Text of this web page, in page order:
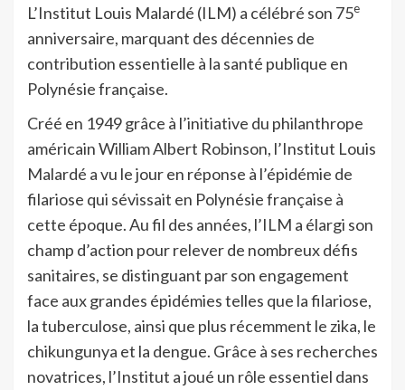
L’Institut Louis Malardé (ILM) a célébré son 75e
anniversaire, marquant des décennies de
contribution essentielle à la santé publique en
Polynésie française.
Créé en 1949 grâce à l’initiative du philanthrope
américain William Albert Robinson, l’Institut Louis
Malardé a vu le jour en réponse à l’épidémie de
filariose qui sévissait en Polynésie française à
cette époque. Au fil des années, l’ILM a élargi son
champ d’action pour relever de nombreux défis
sanitaires, se distinguant par son engagement
face aux grandes épidémies telles que la filariose,
la tuberculose, ainsi que plus récemment le zika, le
chikungunya et la dengue. Grâce à ses recherches
novatrices, l’Institut a joué un rôle essentiel dans